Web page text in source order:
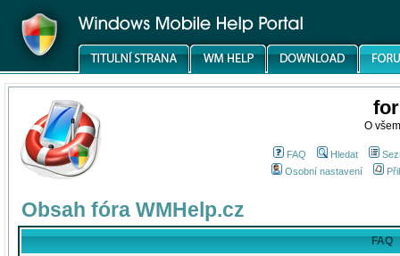
O
FAQ Hledat
Osobní nastavení
Obsah fóra WMHelp.cz
FAQ